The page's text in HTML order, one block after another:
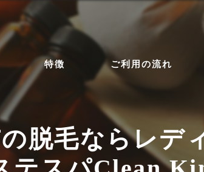
特徴 ご利用の流れ
脱毛ならレデ